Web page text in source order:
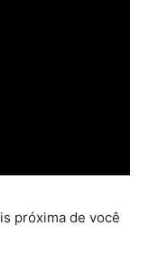
próxima de você